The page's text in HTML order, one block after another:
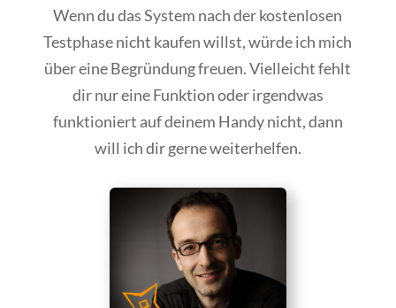
Wenn du das System nach der kostenlosen
Testphase nicht kaufen willst, würde ich mich
über eine Begründung freuen. Vielleicht fehlt
dir nur eine Funktion oder irgendwas
funktioniert auf deinem Handy nicht, dann
will ich dir gerne weiterhelfen.